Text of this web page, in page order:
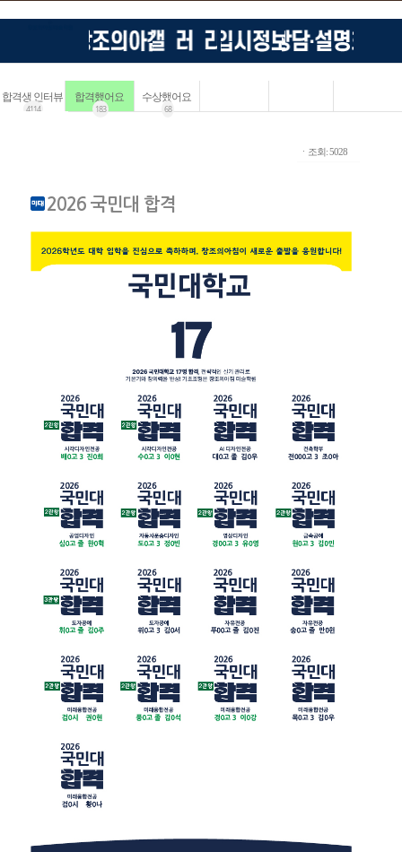
합격생 인터뷰
4114
합격했어요
183
수상했어요
68
ㆍ조회: 5028
2026 국민대 합격